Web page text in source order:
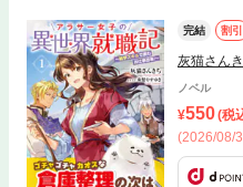
完結 割引
灰猫さん
ノベル
550(税
(2026/08/